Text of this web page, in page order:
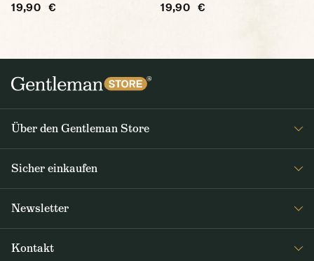
19,90 € 19,90 €
Über den Gentleman Store
Journal
Sicher einkaufen
AGB / Datenschutz
Newsletter
Gentleman Store sowie Nachrichten über neue Produkte und
Kontakt